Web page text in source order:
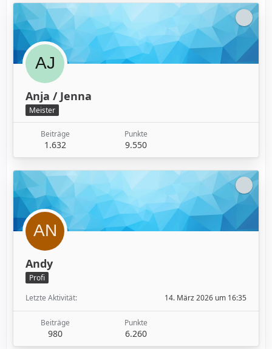
Anja / Jenna
Meister
Beiträge
1.632
Punkte
9.550
Andy
Profi
Letzte Aktivität
14. März 2026 um 16:35
Beiträge
980
Punkte
6.260